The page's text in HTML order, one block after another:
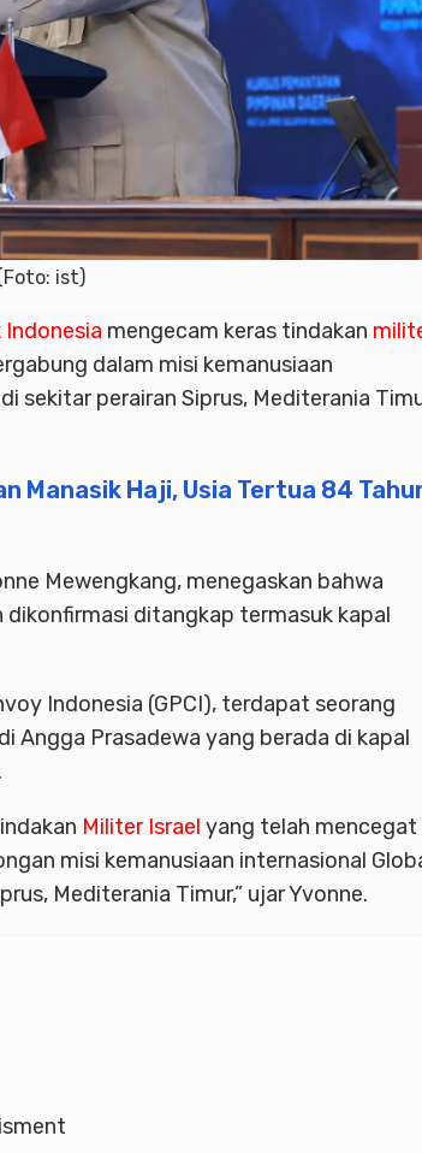
ist)
Indonesia mengecam keras tindakan
dalam misi kemanusiaan
sekitar perairan Siprus, Mediterania
Manasik Haji, Usia Tertua 84
Mewengkang, menegaskan bahwa
ditangkap termasuk kapal
Indonesia (GPCI), terdapat seorang
Angga Prasadewa yang berada di kapal
Militer Israel yang telah mencegat
misi kemanusiaan internasional
Mediterania Timur,” ujar Yvonne.